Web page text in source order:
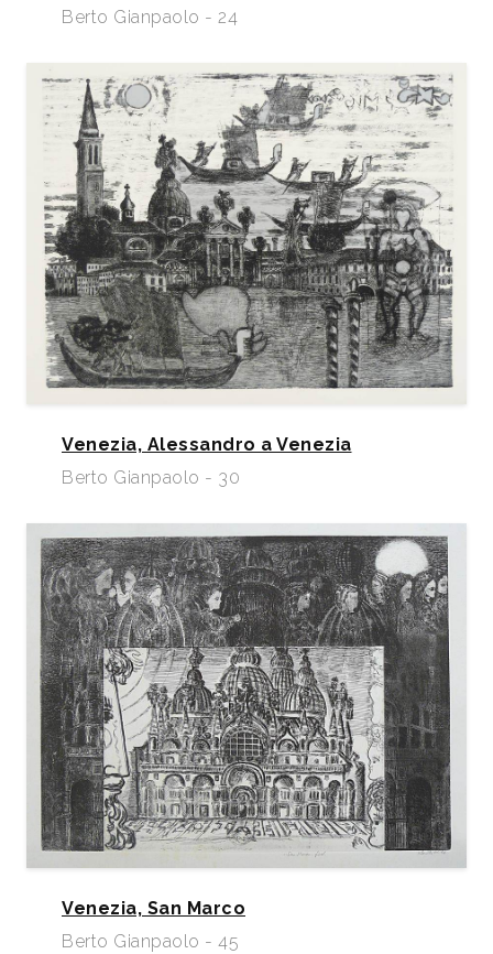
Berto Gianpaolo - 24
Venezia, Alessandro a Venezia
Berto Gianpaolo - 30
Venezia, San Marco
Berto Gianpaolo - 45